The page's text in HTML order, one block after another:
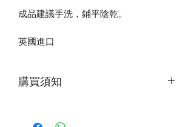
成品建議手洗，鋪平陰乾。
英國進口
購買須知
中會有浮色，為正常現象。清洗時使用